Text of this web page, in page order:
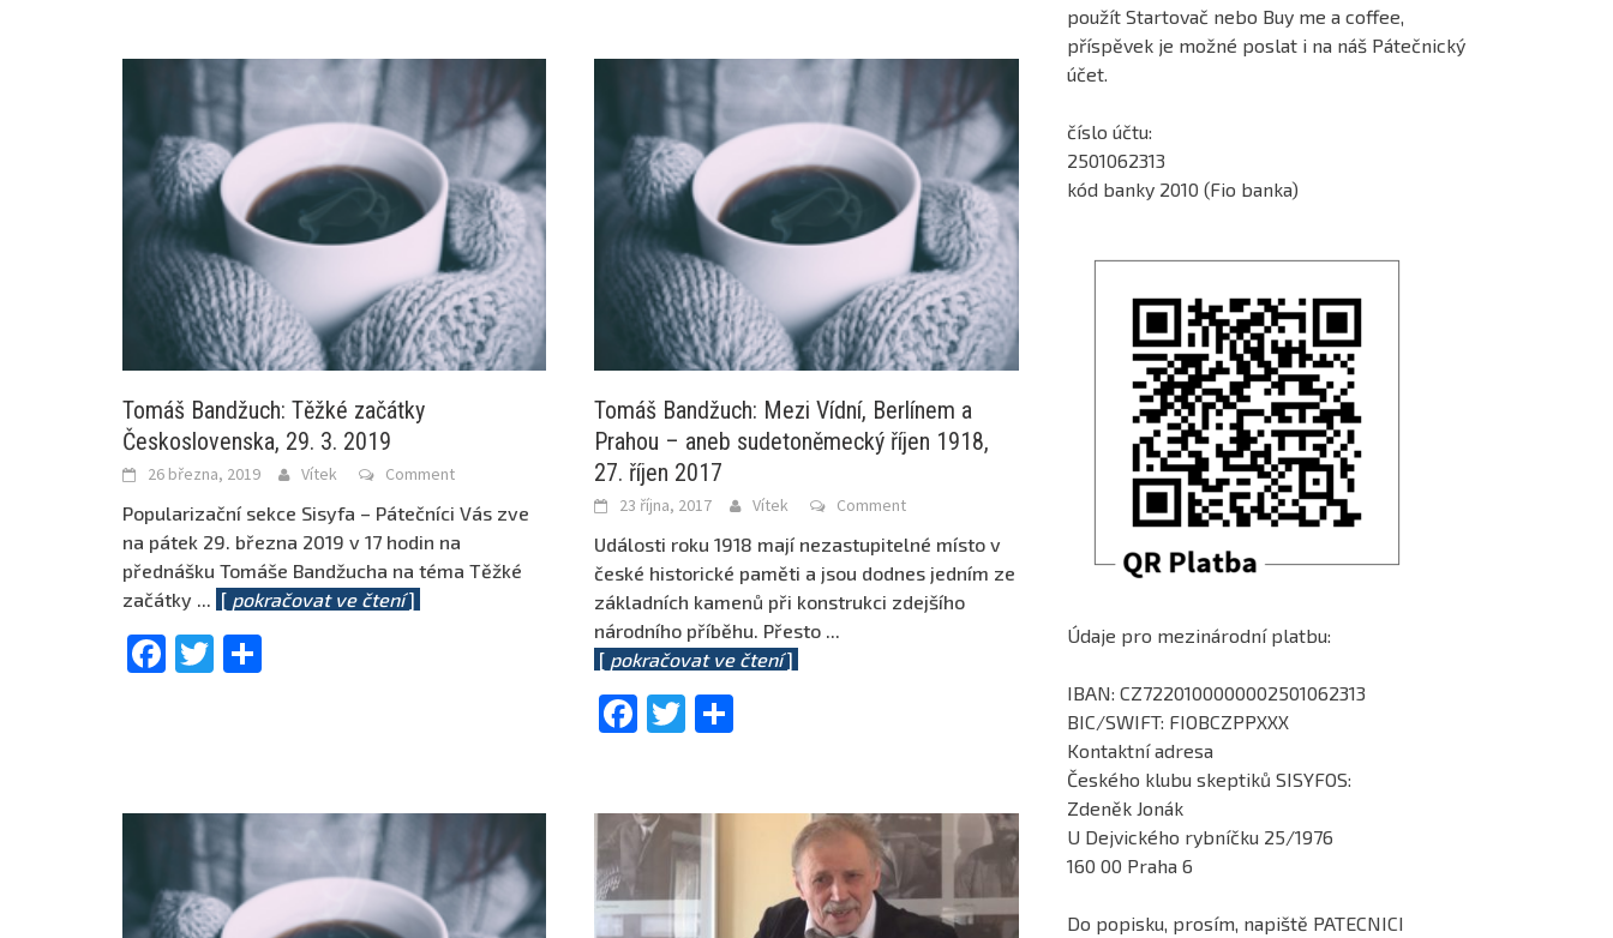
Tomáš Bandžuch: Těžké začátky
Československa, 29. 3. 2019
26 března, 2019 Vítek Comment
Popularizační sekce Sisyfa – Pátečníci Vás zve
na pátek 29. března 2019 v 17 hodin na
přednášku Tomáše Bandžucha na téma Těžké
začátky ... [ pokračovat ve čtení]
Facebook
Twitter
Tomáš Bandžuch: Mezi Vídní, Berlínem a
Prahou – aneb sudetoněmecký říjen 1918,
27. říjen 2017
23 října, 2017 Vítek Comment
Události roku 1918 mají nezastupitelné místo v
české historické paměti a jsou dodnes jedním ze
základních kamenů při konstrukci zdejšího
národního příběhu. Přesto ...
[ pokračovat ve čtení]
Facebook
Twitter
použít Startovač nebo Buy me a coffee,
příspěvek je možné poslat i na náš Pátečnický
účet.
číslo účtu:
2501062313
kód banky 2010 (Fio banka)
Údaje pro mezinárodní platbu:
IBAN: CZ7220100000002501062313
BIC/SWIFT: FIOBCZPPXXX
Kontaktní adresa
Českého klubu skeptiků SISYFOS:
Zdeněk Jonák
U Dejvického rybníčku 25/1976
160 00 Praha 6
Do popisku, prosím, napiště PATECNICI